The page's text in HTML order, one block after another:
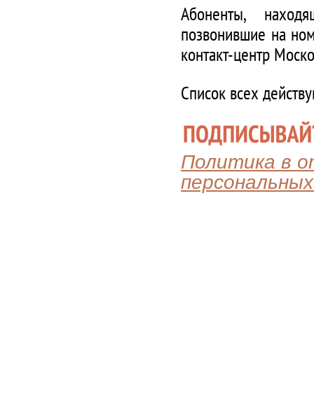
Абоненты,
позвонившие на
контакт-центр
Список всех
Политика в